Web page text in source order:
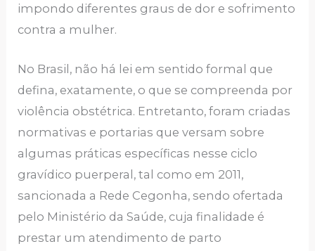
impondo diferentes graus de dor e sofrimento
contra a mulher.
No Brasil, não há lei em sentido formal que
defina, exatamente, o que se compreenda por
violência obstétrica. Entretanto, foram criadas
normativas e portarias que versam sobre
algumas práticas específicas nesse ciclo
gravídico puerperal, tal como em 2011,
sancionada a Rede Cegonha, sendo ofertada
pelo Ministério da Saúde, cuja finalidade é
prestar um atendimento de parto